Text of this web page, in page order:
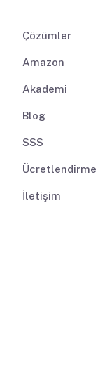
Çözümler
Amazon
Akademi
Blog
SSS
Ücretlendirme
İletişim